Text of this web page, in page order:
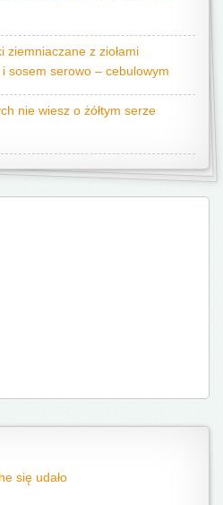
ziemniaczane z ziołami
sosem serowo – cebulowym
nie wiesz o żółtym serze
się udało